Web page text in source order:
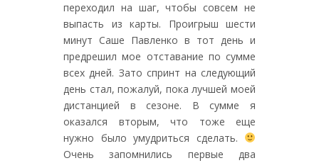
переходил на шаг, чтобы совсем не
выпасть из карты. Проигрыш шести
минут Саше Павленко в тот день и
предрешил мое отставание по сумме
всех дней. Зато спринт на следующий
день стал, пожалуй, пока лучшей моей
дистанцией в сезоне. В сумме я
оказался вторым, что тоже еще
нужно было умудриться сделать.
Очень запомнились первые два